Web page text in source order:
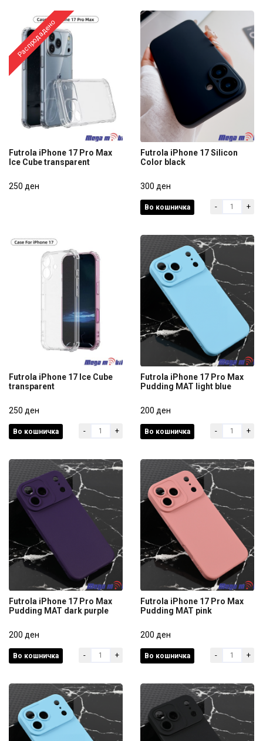
Распродадено
Ice Cube transparent
Futrola iPhone 17 Pro Max
Ice Cube transparent
250 ден
Color black
300 ден
Futrola iPhone 17 Silicon
Color black
300 ден
Во кошничка - +
transparent
250 ден
Futrola iPhone 17 Ice Cube
transparent
250 ден
Во кошничка - +
Pudding MAT light blue
200 ден
Futrola iPhone 17 Pro Max
Pudding MAT light blue
200 ден
Во кошничка - +
Pudding MAT dark purple
200 ден
Futrola iPhone 17 Pro Max
Pudding MAT dark purple
200 ден
Во кошничка - +
Pudding MAT pink
200 ден
Futrola iPhone 17 Pro Max
Pudding MAT pink
200 ден
Во кошничка - +